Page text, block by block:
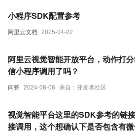
阿里云文档 2025-04-22
小程序SDK配置参考
问答 2024-08-06 来自：开发者社区
阿里云视觉智能开放平台，动作打
信小程序调用了吗？
视觉智能平台这里的SDK参考的链
接调用，这个想确认下是否包含有